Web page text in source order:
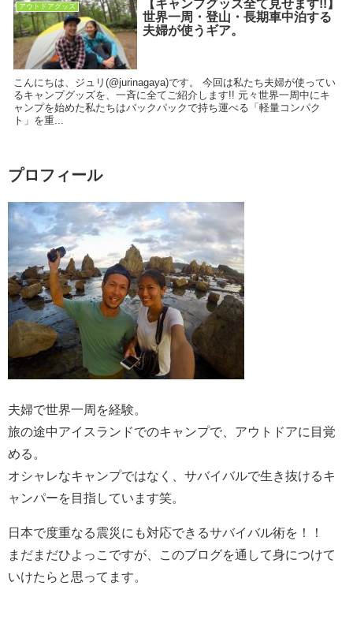
アウトドアグッズ
【キャンプグッズ全て見せます!!】
世界一周・登山・長期車中泊する
夫婦が使うギア。
こんにちは、ジュリ(@jurinagaya)です。 今回は私たち夫婦が使ってい
るキャンプグッズを、一斉に全てご紹介します!! 元々世界一周中にキ
ャンプを始めた私たちはバックパックで持ち運べる「軽量コンパク
ト」を重...
プロフィール
夫婦で世界一周を経験。
旅の途中アイスランドでのキャンプで、アウトドアに目覚
める。
オシャレなキャンプではなく、サバイバルで生き抜けるキ
ャンパーを目指しています笑。
日本で度重なる震災にも対応できるサバイバル術を！！
まだまだひよっこですが、このブログを通して身につけて
いけたらと思ってます。